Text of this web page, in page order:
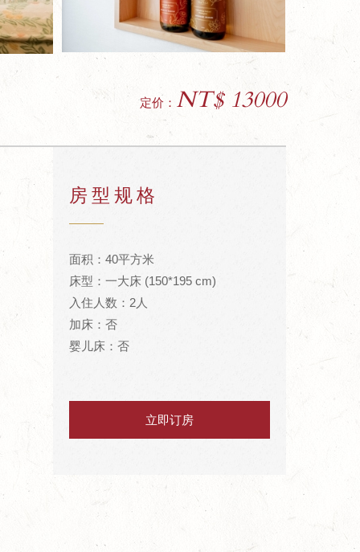
定价： NT$ 13000
房型规格
面积：40平方米
床型：一大床 (150*195 cm)
入住人数：2人
加床：否
婴儿床：否
立即订房